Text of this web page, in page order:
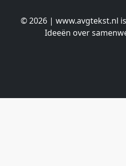
© 2026 | www.avgtekst.nl
Ideeën over